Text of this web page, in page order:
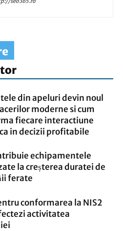
din apeluri devin noul
moderne si cum
fiecare interactiune
in decizii profitabile
echipamentele
la creșterea duratei de
ferate
conformarea la NIS2
activitatea